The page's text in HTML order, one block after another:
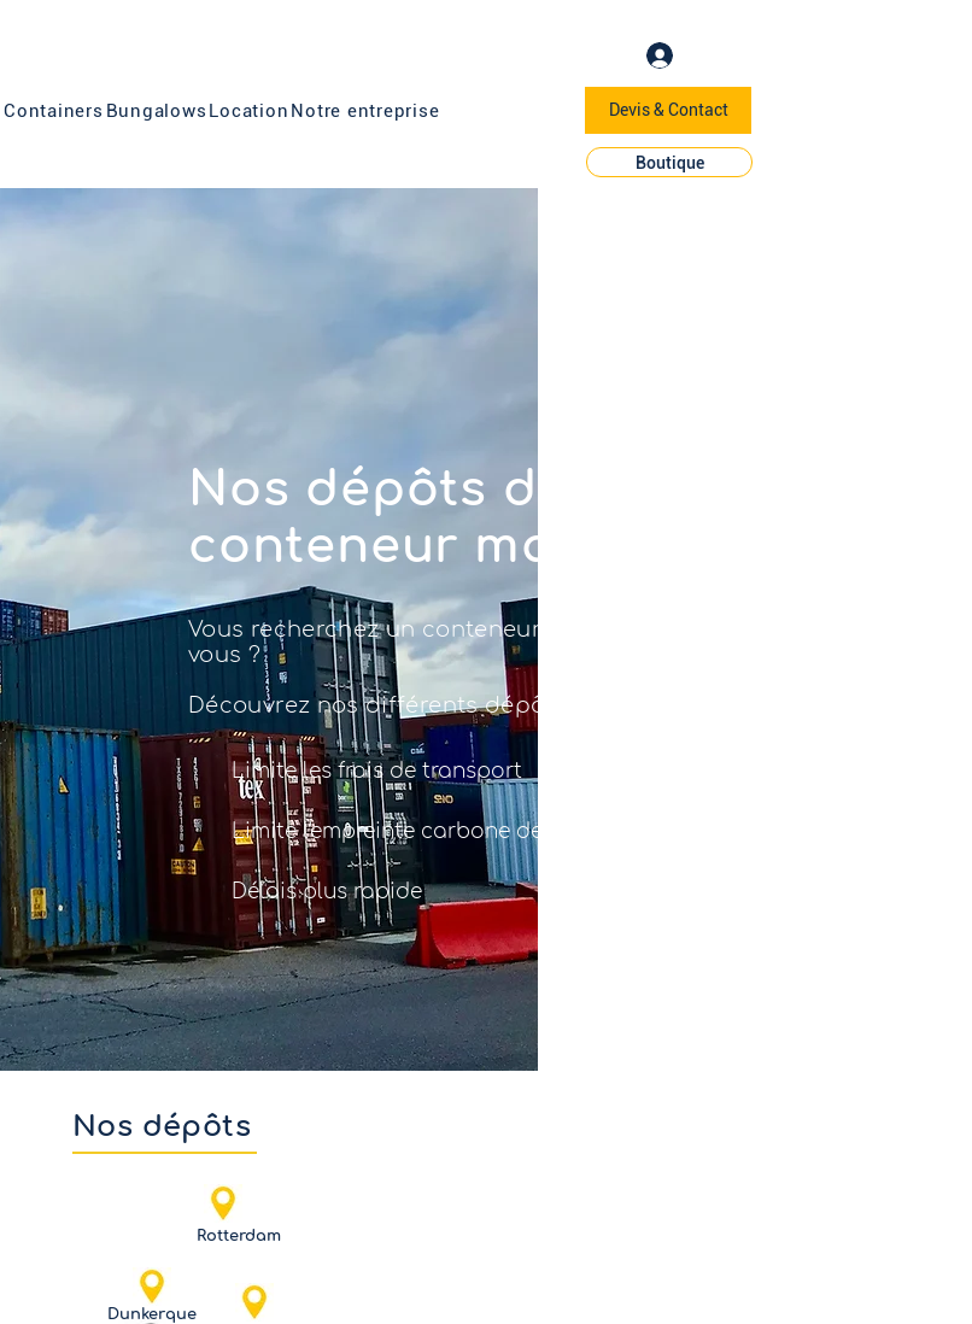
Containers Bungalows Location Notre entreprise Devis & Contact
Boutique
Nos dépôts de
conteneur maritime
Vous recherchez un conteneur près de chez
vous ?
Découvrez nos différents dépôts de conteneur
Limite les frais de transport
Limite l'empreinte carbone de vos projets
Délais plus rapide
Nos dépôts
Rotterdam
Dunkerque